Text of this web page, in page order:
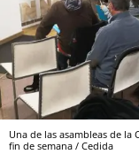
Una de las asambleas de
fin de semana / Cedida